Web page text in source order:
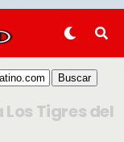
Tigres del